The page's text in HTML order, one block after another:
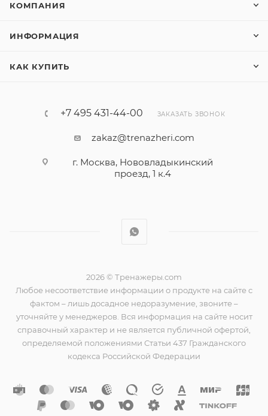
КОМПАНИЯ
ИНФОРМАЦИЯ
КАК КУПИТЬ
+7 495 431-44-00 ЗАКАЗАТЬ ЗВОНОК
zakaz@trenazheri.com
г. Москва, Нововладыкинский
проезд, 1 к.4
2026 © Тренажеры.com
Любое несоответствие информации о продукте на сайте с
фактом – лишь досадное недоразумение, звоните –
уточняйте у менеджеров. Вся информация на сайте носит
справочный характер и не является публичной офертой,
определяемой положениями Статьи 437 Гражданского
кодекса Российской Федерации